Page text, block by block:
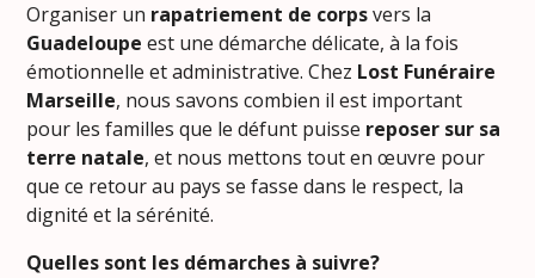
Organiser un rapatriement de corpsvers la
Guadeloupe est une démarche délicate, à la fois
émotionnelle et administrative. Chez Lost Funéraire
Marseille, nous savons combien il est important
pour les familles que le défunt puisse reposer sur sa
terre natale, et nous mettons tout en œuvre pour
que ce retour au pays se fasse dans le respect, la
dignité et la sérénité.
Quelles sont les démarches à suivre?